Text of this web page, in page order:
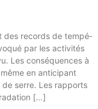
des records de tem­pé­
par les acti­vi­tés
Les consé­quences à
en anti­ci­pant
serre. Les rap­ports
[…]